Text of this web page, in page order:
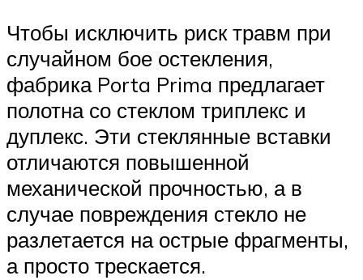
Чтобы исключить риск травм при
случайном бое остекления,
фабрика Porta Prima предлагает
полотна со стеклом триплекс и
дуплекс. Эти стеклянные вставки
отличаются повышенной
механической прочностью, а в
случае повреждения стекло не
разлетается на острые фрагменты,
а просто трескается.